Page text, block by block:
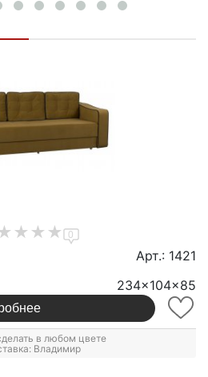
0
Арт.: 1421
234x104x85
в любом цвете
Владимир